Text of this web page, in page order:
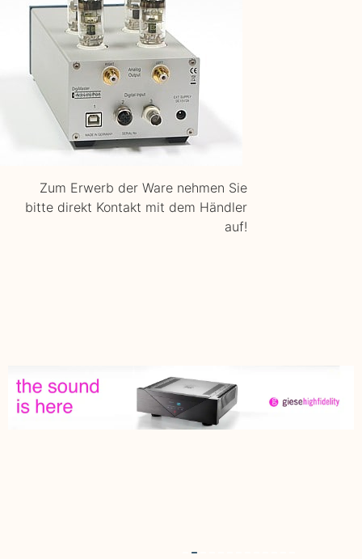
Zum Erwerb der Ware nehmen Sie
bitte direkt Kontakt mit dem Händler
auf!